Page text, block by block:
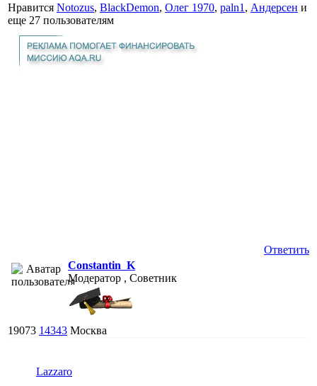
Нравится Notozus, BlackDemon, Олег 1970, paln1 , Андерсен и
еще 27 пользователям
Ответить
Constantin_K
Модератор , Советник
19073 14343 Москва
Lazzaro